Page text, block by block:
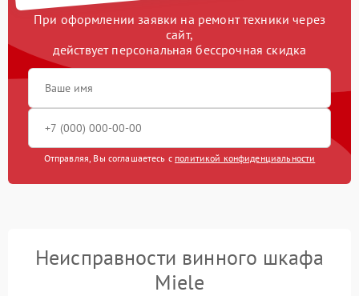
При оформлении заявки на ремонт техники через
сайт,
действует персональная бессрочная скидка
Отправляя, Вы соглашаетесь с политикой конфиденциальности
Неисправности винного шкафа
Miele